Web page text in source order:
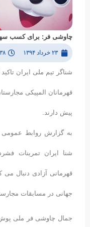
چاوشی فر: برای کسب
۲۳ خرداد ۱۳۹۴
شناگر تیم ملی ایران
قهرمانان المپیکی
پیش دارند.
به گزارش روابط عمومی
شنا ایران تمرینات
قهرمانی آزادی دنبال
جهانی در مسابقات
جمال چاوشی فر ملی پوش